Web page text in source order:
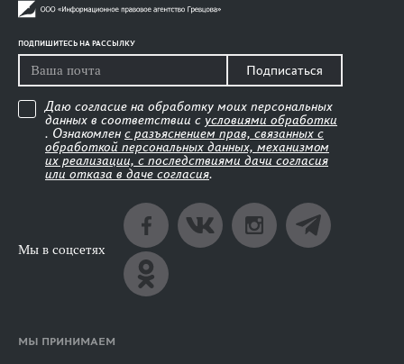
ПОДПИШИТЕСЬ НА РАССЫЛКУ
Подписаться
Даю согласие на обработку моих персональных
данных в соответствии с условиями обработки
. Ознакомлен с разъяснением прав, связанных с
обработкой персональных данных, механизмом
их реализации, с последствиями дачи согласия
или отказа в даче согласия.
Мы в соцсетях
МЫ ПРИНИМАЕМ